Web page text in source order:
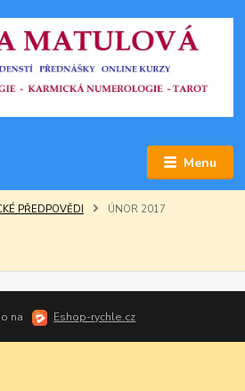
Menu
PŘEDPOVĚDI ÚNOR 2017
na Eshop-rychle.cz